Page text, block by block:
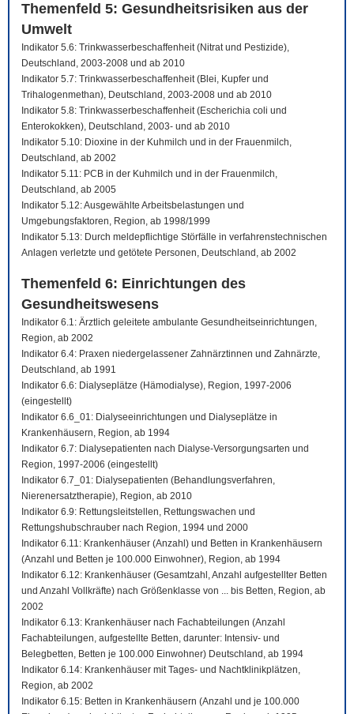
Themenfeld 5: Gesundheitsrisiken aus der
Umwelt
Indikator 5.6: Trinkwasserbeschaffenheit (Nitrat und Pestizide),
Deutschland, 2003-2008 und ab 2010
Indikator 5.7: Trinkwasserbeschaffenheit (Blei, Kupfer und
Trihalogenmethan), Deutschland, 2003-2008 und ab 2010
Indikator 5.8: Trinkwasserbeschaffenheit (Escherichia coli und
Enterokokken), Deutschland, 2003- und ab 2010
Indikator 5.10: Dioxine in der Kuhmilch und in der Frauenmilch,
Deutschland, ab 2002
Indikator 5.11: PCB in der Kuhmilch und in der Frauenmilch,
Deutschland, ab 2005
Indikator 5.12: Ausgewählte Arbeitsbelastungen und
Umgebungsfaktoren, Region, ab 1998/1999
Indikator 5.13: Durch meldepflichtige Störfälle in verfahrenstechnischen
Anlagen verletzte und getötete Personen, Deutschland, ab 2002
Themenfeld 6: Einrichtungen des
Gesundheitswesens
Indikator 6.1: Ärztlich geleitete ambulante Gesundheitseinrichtungen,
Region, ab 2002
Indikator 6.4: Praxen niedergelassener Zahnärztinnen und Zahnärzte,
Deutschland, ab 1991
Indikator 6.6: Dialyseplätze (Hämodialyse), Region, 1997-2006
(eingestellt)
Indikator 6.6_01: Dialyseeinrichtungen und Dialyseplätze in
Krankenhäusern, Region, ab 1994
Indikator 6.7: Dialysepatienten nach Dialyse-Versorgungsarten und
Region, 1997-2006 (eingestellt)
Indikator 6.7_01: Dialysepatienten (Behandlungsverfahren,
Nierenersatztherapie), Region, ab 2010
Indikator 6.9: Rettungsleitstellen, Rettungswachen und
Rettungshubschrauber nach Region, 1994 und 2000
Indikator 6.11: Krankenhäuser (Anzahl) und Betten in Krankenhäusern
(Anzahl und Betten je 100.000 Einwohner), Region, ab 1994
Indikator 6.12: Krankenhäuser (Gesamtzahl, Anzahl aufgestellter Betten
und Anzahl Vollkräfte) nach Größenklasse von ... bis Betten, Region, ab
2002
Indikator 6.13: Krankenhäuser nach Fachabteilungen (Anzahl
Fachabteilungen, aufgestellte Betten, darunter: Intensiv- und
Belegbetten, Betten je 100.000 Einwohner) Deutschland, ab 1994
Indikator 6.14: Krankenhäuser mit Tages- und Nachtklinikplätzen,
Region, ab 2002
Indikator 6.15: Betten in Krankenhäusern (Anzahl und je 100.000